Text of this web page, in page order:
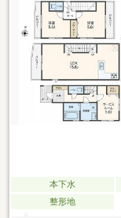
━━━━━・・・物件
ださい。
本下水
整形地